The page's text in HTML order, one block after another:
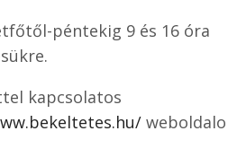
péntekig 9 és 16 óra
kapcsolatos